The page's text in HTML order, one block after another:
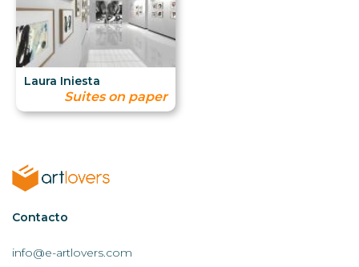
Laura Iniesta
Suites on paper
Contactar
AL
Contacto
info@e-artlovers.com